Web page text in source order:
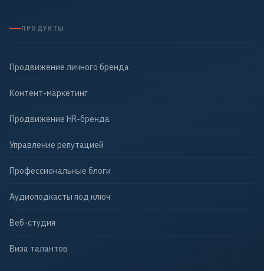
ПРОДУКТЫ
Продвижение личного бренда
Контент-маркетинг
Продвижение HR-бренда
Управление репутацией
Профессиональные блоги
Аудиоподкасты под ключ
Веб-студия
Виза талантов